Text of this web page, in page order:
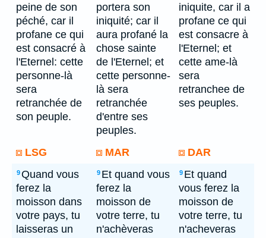
peine de son
péché, car il
profane ce qui
est consacré à
l'Eternel: cette
personne-là
sera
retranchée de
son peuple.
portera son
iniquité; car il
aura profané la
chose sainte
de l'Eternel; et
cette personne-
là sera
retranchée
d'entre ses
peuples.
iniquite, car il a
profane ce qui
est consacre à
l'Eternel; et
cette ame-là
sera
retranchee de
ses peuples.
LSG MAR DAR
9Quand vous
ferez la
moisson dans
votre pays, tu
laisseras un
9 Et quand vous
ferez la
moisson de
votre terre, tu
n'achèveras
9 Et quand
vous ferez la
moisson de
votre terre, tu
n'acheveras